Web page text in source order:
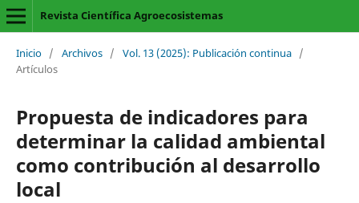
Revista Científica Agroecosistemas
Inicio / Archivos / Vol. 13 (2025): Publicación continua /
Artículos
Propuesta de indicadores para
determinar la calidad ambiental
como contribución al desarrollo
local